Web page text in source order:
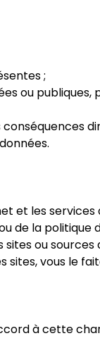
;
ou
les services
de la
sites ou
sites, vous le
à cette